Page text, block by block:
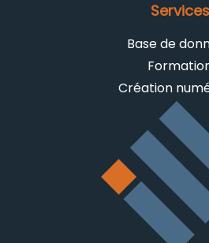
Services
Base de
Création